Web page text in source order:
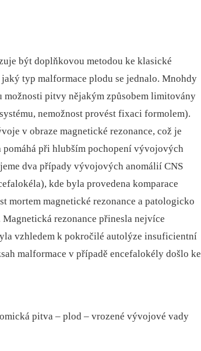
být doplňkovou metodou ke klasické
typ malformace plodu se jednalo. Mnohdy
pitvy nějakým způsobem limitovány
nemožnost provést fixaci formolem).
v obraze magnetické rezonance, což je
při hlubším pochopení vývojových
dva případy vývojových anomálií CNS
kde byla provedena komparace
mortem magnetické rezonance a patologicko
rezonance přinesla nejvíce
vzhledem k pokročilé autolýze insuficientní
malformace v případě encefalokély došlo ke
pitva –⁠ plod –⁠ vrozené vývojové vady